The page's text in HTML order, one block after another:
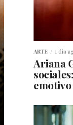
ARTE 1 día
Ariana
emotivo